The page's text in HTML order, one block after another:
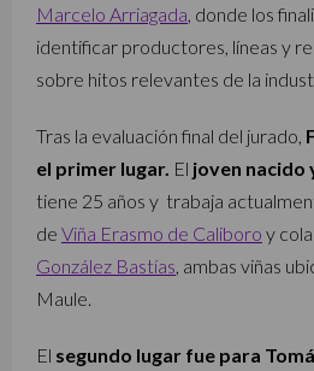
Marcelo Arriagada , donde los
identificar productores, líneas y
sobre hitos relevantes de la
Tras la evaluación final del jurado,
el primer lugar. El joven nacido
tiene 25 años y trabaja
de Viña Erasmo de Caliboro y
González Bastías , ambas viñas
Maule.
El segundo lugar fue para